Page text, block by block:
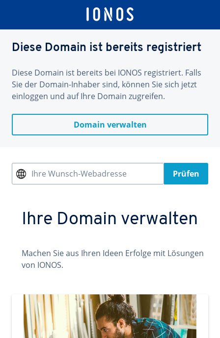
Diese Domain ist bereits registriert
Diese Domain ist bereits bei IONOS registriert. Falls
Sie der Domain-Inhaber sind, können Sie sich jetzt
einloggen und auf Ihre Domain zugreifen.
Domain verwalten
Ihre Wunsch-Webadresse Prüfen
Ihre Domain verwalten
Machen Sie aus Ihren Ideen Erfolge mit Lösungen
von IONOS.